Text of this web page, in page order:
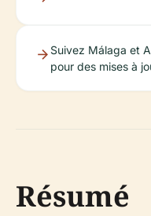
Suivez Málaga et
pour des mises à
Résumé